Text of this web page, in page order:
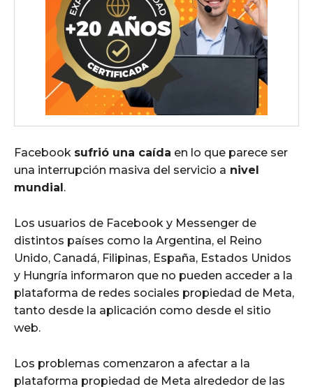
Facebook sufrió una caída en lo que parece ser
una interrupción masiva del servicio a nivel
mundial .
Los usuarios de Facebook y Messenger de
distintos países como la Argentina, el Reino
Unido, Canadá, Filipinas, España, Estados Unidos
y Hungría informaron que no pueden acceder a la
plataforma de redes sociales propiedad de Meta,
tanto desde la aplicación como desde el sitio
web.
Los problemas comenzaron a afectar a la
plataforma propiedad de Meta alrededor de las